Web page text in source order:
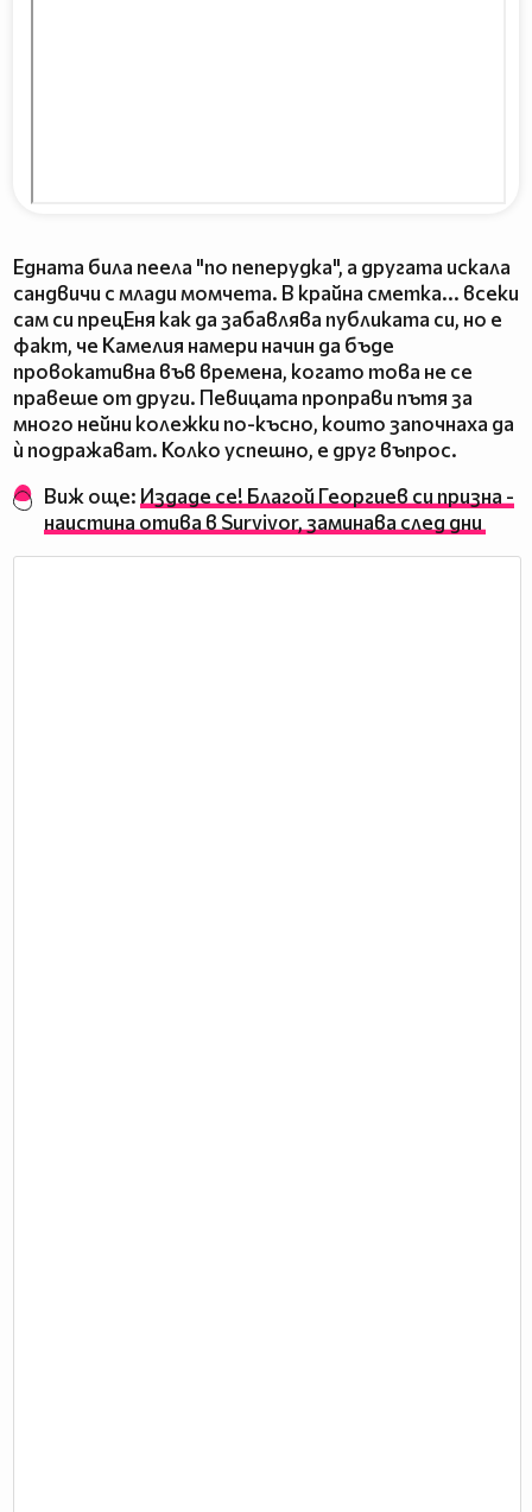
Едната била пеела "по пеперудка", а другата искала
сандвичи с млади момчета. В крайна сметка... всеки
сам си прецЕня как да забавлява публиката си, но е
факт, че Камелия намери начин да бъде
провокативна във времена, когато това не се
правеше от други. Певицата проправи пътя за
много нейни колежки по-късно, които започнаха да
ѝ подражават. Колко успешно, е друг въпрос.
Виж още: Издаде се! Благой Георгиев си призна -
наистина отива в Survivor, заминава след дни